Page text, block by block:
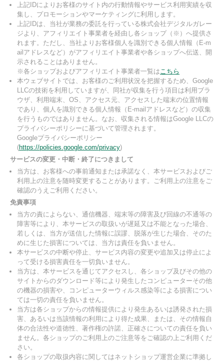
上記IDによりお客様のサイト内の行動情報やサービス利用実績を収
集し、プロモーションやマーケティングに利用します。
上記IDは、当社が業務の委託を行っている株式会社デジタルガレー
ジより、アフィリエイト事業者を経由し各ショップ（※）へ提供さ
れます。ただし、当社よりお客様個人を識別できる個人情報（E-m
ailアドレスなど）がアフィリエイト事業者や各ショップへ伝送、開
示されることはありません。
※各ショップおよびアフィリエイト事業者一覧はこちら
本ウェブサイトでは、お客様のご利用状況を把握するため、Google
LLCの技術を利用していますが、同社が収集を行う項目は利用ブラ
ウザ、利用端末、OS、アクセス元、アクセスした端末の位置情報
であり、個人を識別できる個人情報（E-mailアドレスなど）の収集
を行うものではありません。なお、収集される情報はGoogle LLCの
プライバシーポリシーに基づいて管理されます。
Googleプライバシーポリシー
(https://policies.google.com/privacy)
サービスの変更・中断・終了につきまして
当方は、お客様への事前通知または承諾なく、本サービスおよびご
利用上の注意を随時変更することがあります。ご利用上の注意をご
確認のうえご利用ください。
免責事項
当方の責によらない、通信機器、端末等の障害及び回線の不通等の
障害等により、本サービスの取扱いが遅延又は不能となった場合、
若しくは、当方が送信した情報に誤謬、脱落が生じた場合、そのた
めに生じた損害については、当方は責任を負いません。
本サービスの中断や停止、サービス内容の変更や追加又は停止によ
って受ける損害責任を一切負いません。
当方は、本サービスを通じてアクセスし、各ショップ及びその他の
サイトからのダウンロード等により発生したコンピューターその他
の機器の損害や、コンピューターウィルス感染等による損害につい
ては一切の責任を負いません。
当方は各ショップからの情報提供により発生あるいは誘発された損
害、あるいは当該情報の利用により得た成果、または、その情報自
体の合法性や道徳性、著作権の許諾、正確さについての責任を負い
ません。各ショップのご利用上のご注意等をご確認の上ご利用くだ
さい。
各ショップの取扱内容に関してはネットショップ運営企業に準拠し